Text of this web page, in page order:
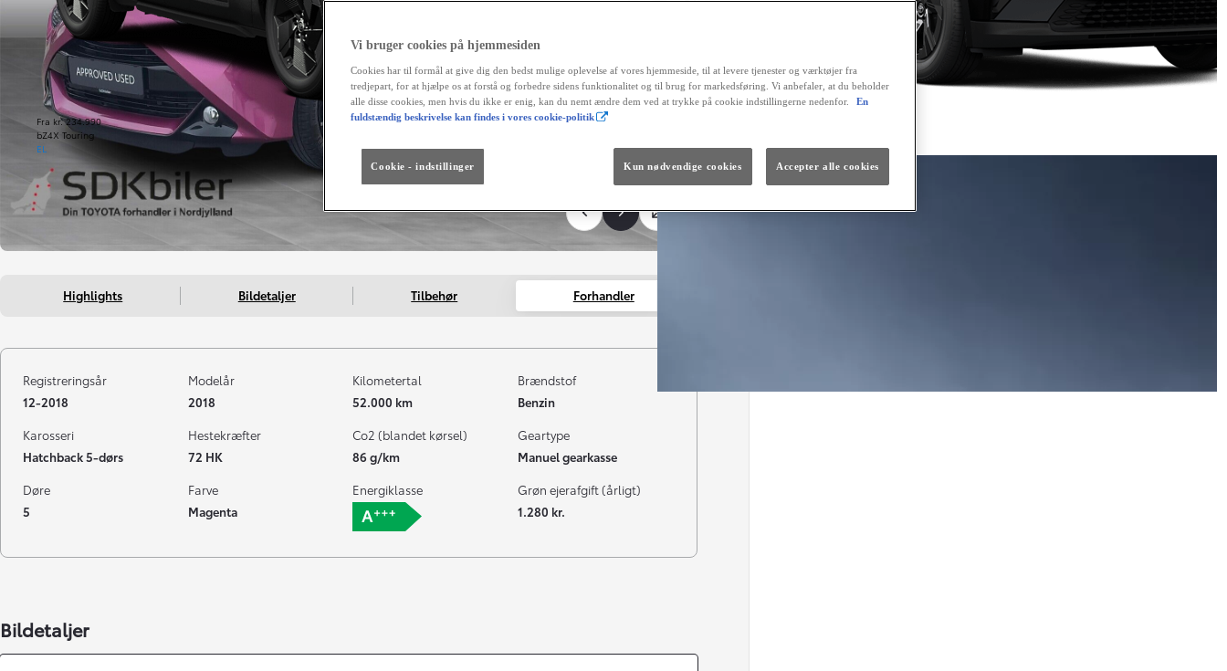
Fra kr. 234.990
bZ4X Touring
EL
The soul lives on.
Highlights Bildetaljer Tilbehør Forhandler
Registreringsår
12-2018
Modelår
2018
Kilometertal
52.000 km
Brændstof
Benzin
Karosseri
Hatchback 5-dørs
Hestekræfter
72 HK
Co2 (blandet kørsel)
86 g/km
Geartype
Manuel gearkasse
Døre
5
Farve
Magenta
Energiklasse
Grøn ejerafgift (årligt)
1.280 kr.
Bildetaljer
Vi bruger cookies på hjemmesiden
Cookies har til formål at give dig den bedst mulige oplevelse af vores hjemmeside, til at levere tjenester og værktøjer fra
tredjepart, for at hjælpe os at forstå og forbedre sidens funktionalitet og til brug for markedsføring. Vi anbefaler, at du beholder
alle disse cookies, men hvis du ikke er enig, kan du nemt ændre dem ved at trykke på cookie indstillingerne nedenfor.
En
fuldstændig beskrivelse kan findes i vores cookie-politik
Cookie - indstillinger Kun nødvendige cookies Accepter alle cookies